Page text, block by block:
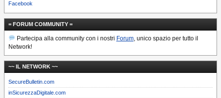
Facebook
= FORUM COMMUNITY =
Partecipa alla community con i nostri Forum, unico spazio per tutto il
Network!
~~ IL NETWORK ~~
SecureBulletin.com
inSicurezzaDigitale.com